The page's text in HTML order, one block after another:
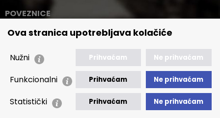
Ova stranica upotrebljava kolačiće
Nužni Prihvaćam Ne prihvaćam
Funkcionalni Prihvaćam Ne prihvaćam
Statistički Prihvaćam Ne prihvaćam
POVEZNICE
🢒 Novosti
🢒 Akti
🢒 Javna nabava
🢒 Izvještaji
🢒 Polica Privatnosti